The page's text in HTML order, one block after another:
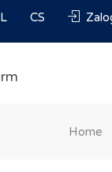
CS
Home